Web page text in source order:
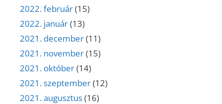
2022. február(15)
2022. január(13)
2021. december(11)
2021. november(15)
2021. október(14)
2021. szeptember(12)
2021. augusztus(16)